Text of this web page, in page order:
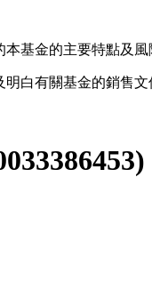
基金的主要特點及風
白有關基金的銷售文
)